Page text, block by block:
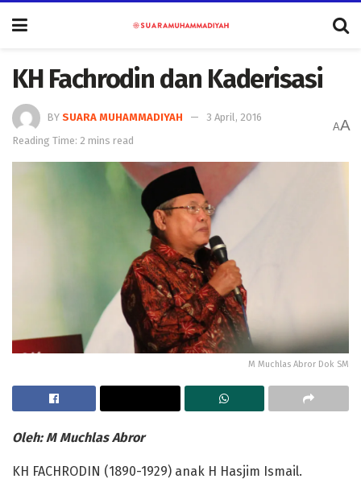
KH Fachrodin dan Kaderisasi
BY SUARA MUHAMMADIYAH
3 April, 2016
Reading Time: 2 mins read
AA
M Muchlas Abror Dok SM
Oleh: M Muchlas Abror
KH FACHRODIN (1890-1929) anak H Hasjim Ismail.